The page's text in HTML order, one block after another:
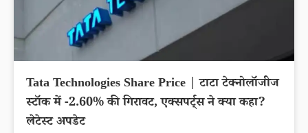
Tata Technologies Share Price | टाटा टेक्नोलॉजीज
स्टॉक में -2.60% की गिरावट, एक्सपर्ट्स ने क्या कहा?
लेटेस्ट अपडेट